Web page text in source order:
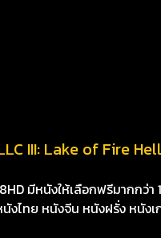
III: Lake of Fire
มีหนังให้เลือกฟรีมากกว่
ไทย หนังจีน หนังฝรั่ง หนัง